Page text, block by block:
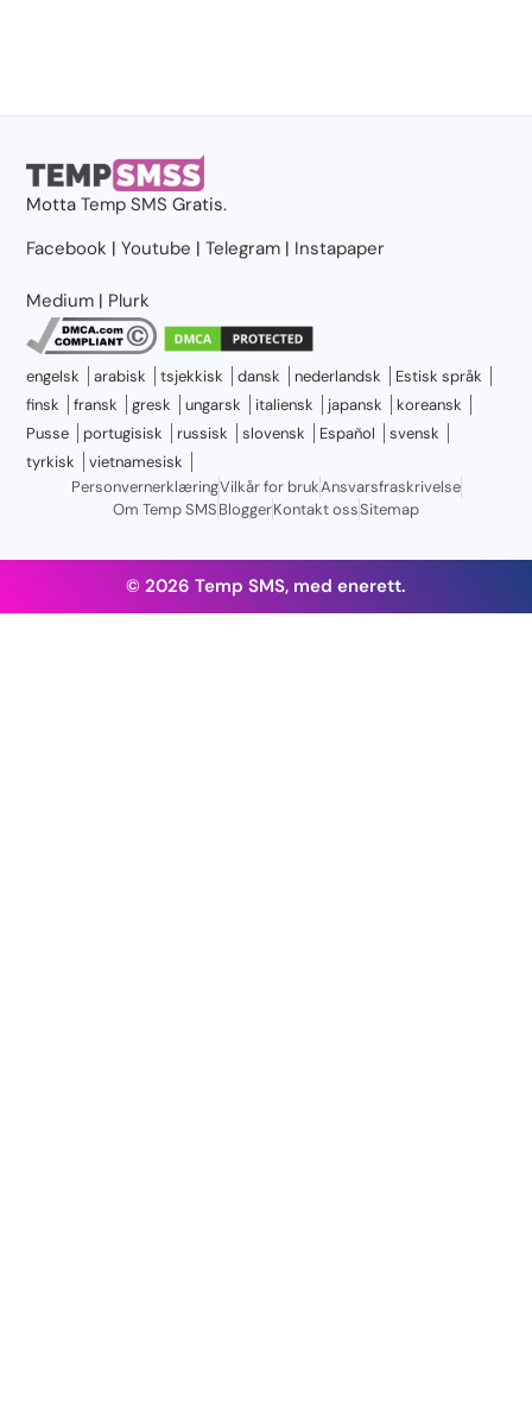
MottaTemp SMS Gratis.
Facebook |Youtube |Telegram | Instapaper
Medium | Plurk
engelsk arabisk tsjekkisk dansk nederlandsk
Estisk språk
finsk
fransk gresk ungarsk italiensk japansk
koreansk
Pusse
portugisisk russisk slovensk Español
svensk
tyrkisk
vietnamesisk
PersonvernerklæringVilkår for brukAnsvarsfraskrivelse
Om Temp SMSBloggerKontakt ossSitemap
© 2026 Temp SMS, med enerett.